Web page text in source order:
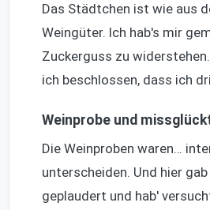
Das Städtchen ist wie aus
Weingüter. Ich hab's mir
Zuckerguss zu
ich beschlossen, dass ich
Weinprobe und
Die Weinproben waren…
unterscheiden. Und hier
geplaudert und hab'